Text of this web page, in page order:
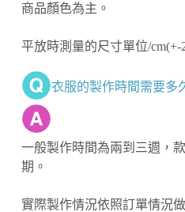
商品顏色為主。
平放時測量的尺寸單位/cm(+-
衣服的製作時間需要多
一般製作時間為兩到三週，
期。
實際製作情況依照訂單情況